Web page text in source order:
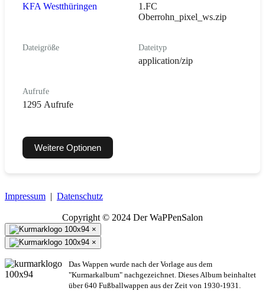
KFA Westthüringen
1.FC
Oberrohn_pixel_ws.zip
Dateigröße Dateityp
application/zip
Aufrufe
1295 Aufrufe
Weitere Optionen
Impressum | Datenschutz
Copyright © 2024 Der WaPPenSalon
×
×
Das Wappen wurde nach der Vorlage aus dem
"Kurmarkalbum" nachgezeichnet. Dieses Album beinhaltet
über 640 Fußballwappen aus der Zeit von 1930-1931.